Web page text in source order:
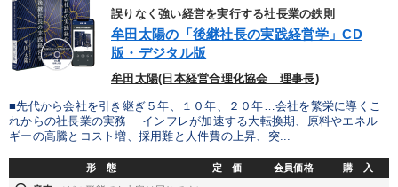
誤りなく強い経営を実行する社長業の鉄則
牟田太陽の「後継社長の実践経営学」CD
版・デジタル版
牟田太陽(日本経営合理化協会 理事長)
■先代から会社を引き継ぎ５年、１０年、２０年…会社を繁栄に導くこ
れからの社長業の実務 インフレが加速する大転換期、原料やエネル
ギーの高騰とコスト増、採用難と人件費の上昇、突...
形 態 定 価 会員価格 購 入